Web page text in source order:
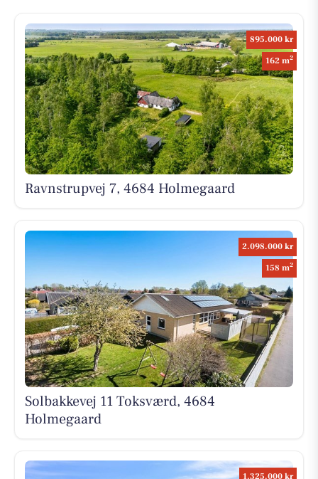
895.000 kr
162 m2
Ravnstrupvej 7, 4684 Holmegaard
2.098.000 kr
158 m2
Solbakkevej 11 Toksværd, 4684
Holmegaard
1.325.000 kr